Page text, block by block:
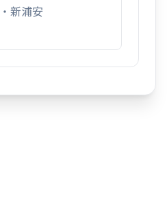
新浦安